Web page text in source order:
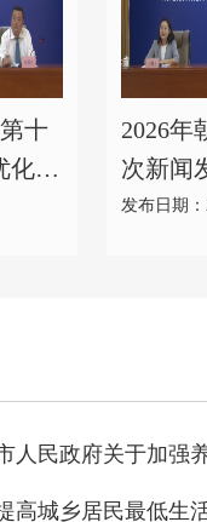
十
化营
2026年
次新闻
环境 聚
发布日期：